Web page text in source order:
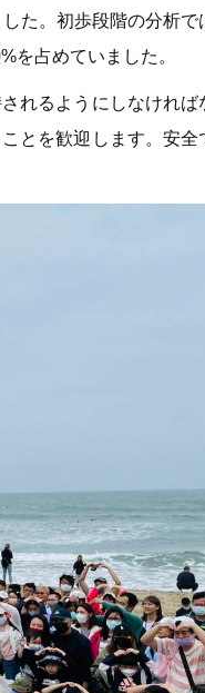
た。初歩段階の分析で
を占めていました。
れるようにしなければ
とを歓迎します。安全